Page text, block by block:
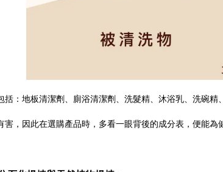
括：地板清潔劑、廁浴清潔劑、洗髮精、沐浴乳、洗碗
害，因此在選購產品時，多看一眼背後的成分表，便能